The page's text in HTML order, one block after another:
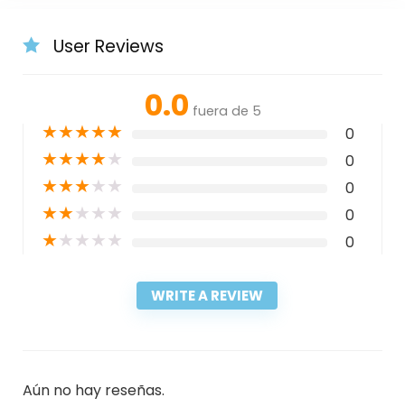
User Reviews
0.0 fuera de 5
★★★★★ 0
★★★★★ 0
★★★★★ 0
★★★★★ 0
★★★★★ 0
WRITE A REVIEW
Aún no hay reseñas.